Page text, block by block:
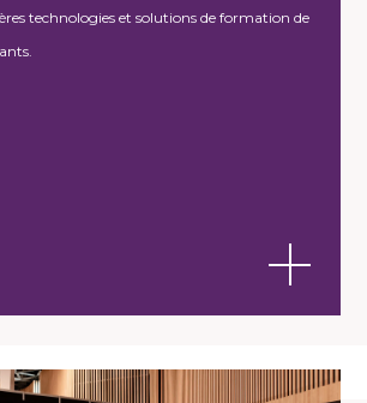
technologies et solutions de formation de